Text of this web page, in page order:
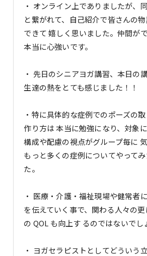
・ オンライン上でありましたが、
と繋がれて、自己紹介で皆さんの
できて 嬉しく思いました。仲間が
本当に心強いです。
・ 先日のシニアヨガ講習、本日の
生達の熱をとても感じました！！
・特に具体的な症例でのポーズの
作り方は 本当に勉強になり、対象
構成や配慮の視点がグループ毎に 気
もっと多くの症例についてやって
た。
・ 医療・介護・福祉現場や健常者
を伝えていく事で、関わる人々の
の QOL も向上す るのではないでし
・ ヨガセラピストとしてどういう